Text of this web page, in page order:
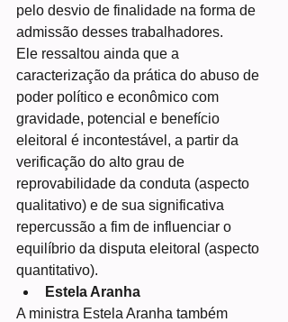
pelo desvio de finalidade na forma de
admissão desses trabalhadores.
Ele ressaltou ainda que a
caracterização da prática do abuso de
poder político e econômico com
gravidade, potencial e benefício
eleitoral é incontestável, a partir da
verificação do alto grau de
reprovabilidade da conduta (aspecto
qualitativo) e de sua significativa
repercussão a fim de influenciar o
equilíbrio da disputa eleitoral (aspecto
quantitativo).
Estela Aranha
A ministra Estela Aranha também